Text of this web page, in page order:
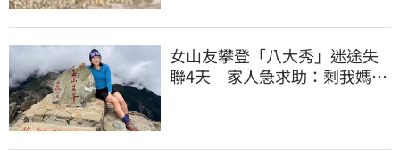
女山友攀登「八大秀」迷途失
聯4天 家人急求助：剩我媽還